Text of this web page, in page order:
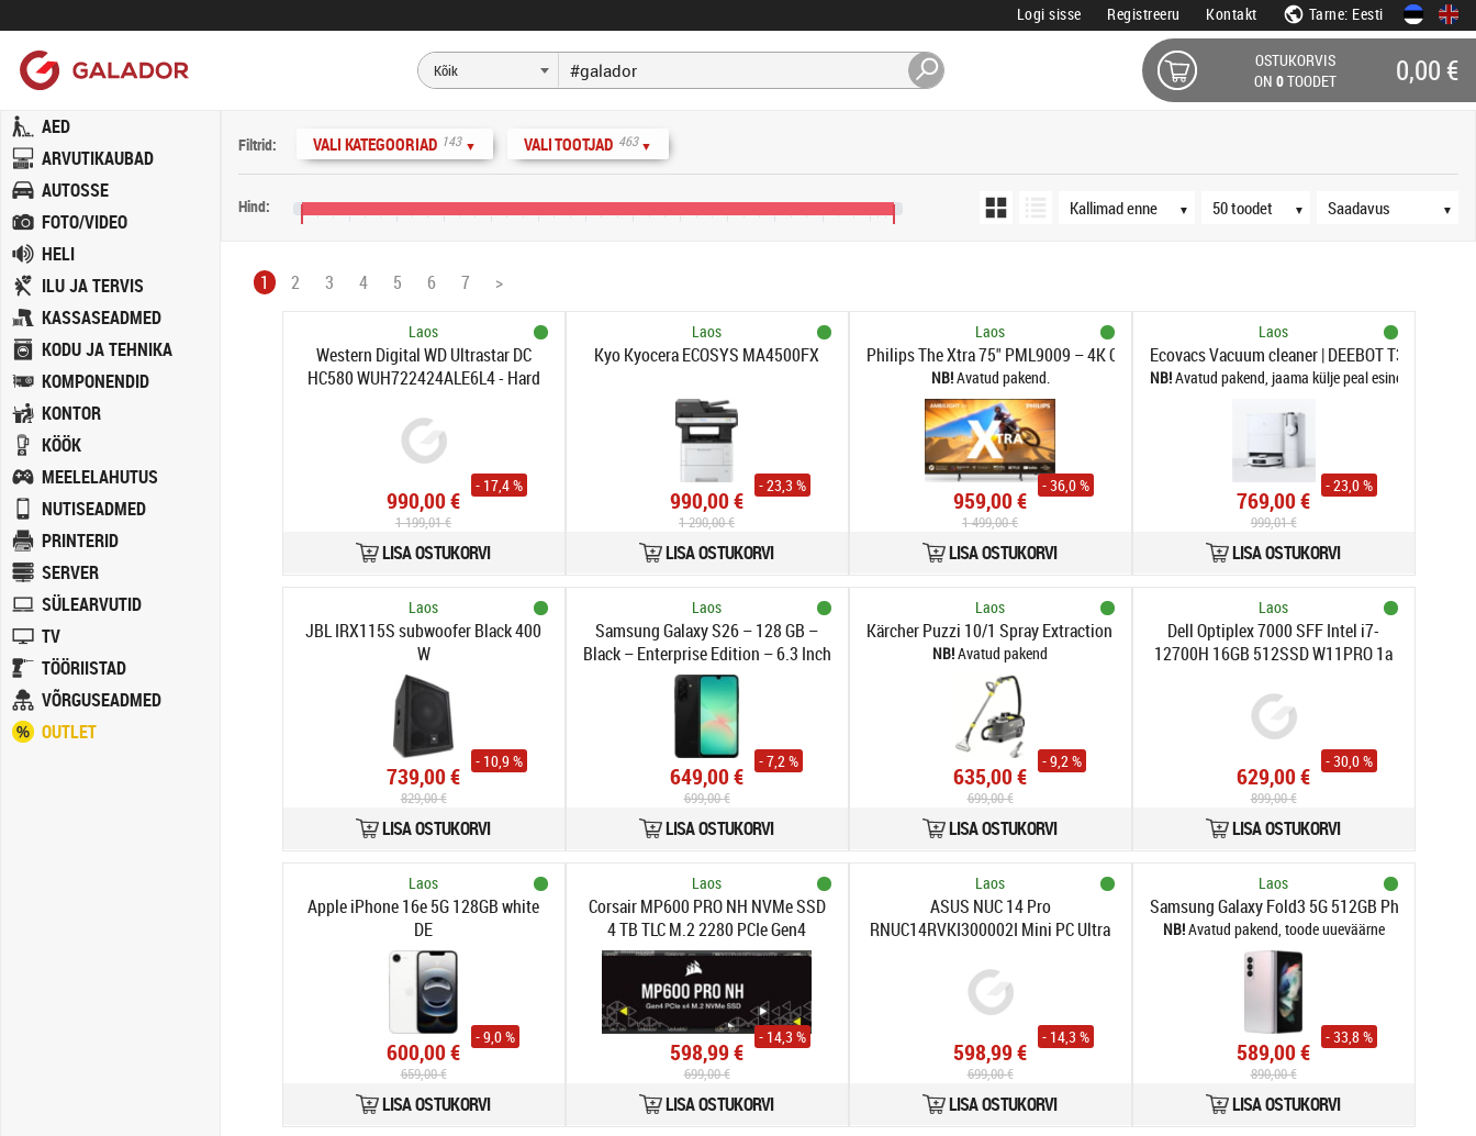
Logi sisse Registreeru Kontakt Tarne: Eesti
OSTUKORVIS
ON 0TOODET 0,00 €
AED
ARVUTIKAUBAD
AUTOSSE
FOTO/VIDEO
HELI
ILU JA TERVIS
KASSASEADMED
KODU JA TEHNIKA
KOMPONENDID
KONTOR
KÖÖK
MEELELAHUTUS
NUTISEADMED
PRINTERID
SERVER
SÜLEARVUTID
TV
TÖÖRIISTAD
VÕRGUSEADMED
OUTLET
Filtrid: VALI KATEGOORIAD 143 ▼ VALI TOOTJAD 463 ▼
Hind: ▼ ▼
Tooteid lehel
▼
Saadavus
1 2 3 4 5 6 7 >
Laos
Western Digital WD Ultrastar DC
HC580 WUH722424ALE6L4 - Hard
7200 rpm - buffer: 512
990,00 €
- 17,4 %
1 199,01 €
LISA OSTUKORVI
Laos
Kyo Kyocera ECOSYS MA4500FX
990,00 €
- 23,3 %
1 290,00 €
LISA OSTUKORVI
Laos
Philips The Xtra 75" PML9009 – 4K QD Mini-LED Ambilight TV
Avatud pakend.
959,00 €
- 36,0 %
1 499,00 €
LISA OSTUKORVI
Laos
Ecovacs Vacuum cleaner | DEEBOT T30S
Avatud pakend, jaama külje peal esineb visuaalne
769,00 €
- 23,0 %
999,01 €
LISA OSTUKORVI
Laos
JBL IRX115S subwoofer Black 400
W
739,00 €
- 10,9 %
829,00 €
LISA OSTUKORVI
Laos
Samsung Galaxy S26 – 128 GB –
Black – Enterprise Edition – 6.3 Inch
AMOLED Display
649,00 €
- 7,2 %
699,00 €
LISA OSTUKORVI
Laos
Kärcher Puzzi 10/1 Spray Extraction Cleaner 1.100-130.0
Avatud pakend
635,00 €
- 9,2 %
699,00 €
LISA OSTUKORVI
Laos
Dell Optiplex 7000 SFF Intel i7-
12700H 16GB 512SSD W11PRO 1a
629,00 €
- 30,0 %
899,00 €
LISA OSTUKORVI
Laos
Apple iPhone 16e 5G 128GB white
DE
600,00 €
- 9,0 %
659,00 €
LISA OSTUKORVI
Laos
Corsair MP600 PRO NH NVMe SSD
4 TB TLC M.2 2280 PCIe Gen4
598,99 €
- 14,3 %
699,00 €
LISA OSTUKORVI
Laos
ASUS NUC 14 Pro
RNUC14RVKI300002I Mini PC Ultra
Windows 11PRO
598,99 €
- 14,3 %
699,00 €
LISA OSTUKORVI
Laos
Samsung Galaxy Fold3 5G 512GB Phantom
Avatud pakend, toode uueväärne
589,00 €
- 33,8 %
890,00 €
LISA OSTUKORVI